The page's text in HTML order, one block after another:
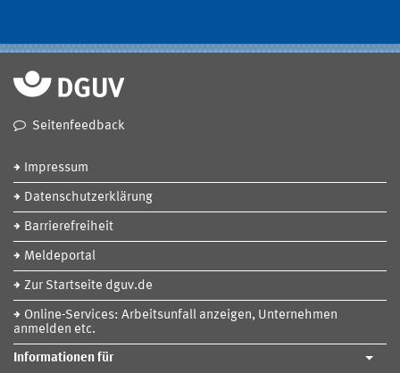
Seitenfeedback
Impressum
Datenschutzerklärung
Barrierefreiheit
Meldeportal
Zur Startseite dguv.de
Online-Services: Arbeitsunfall anzeigen, Unternehmen
anmelden etc.
Informationen für